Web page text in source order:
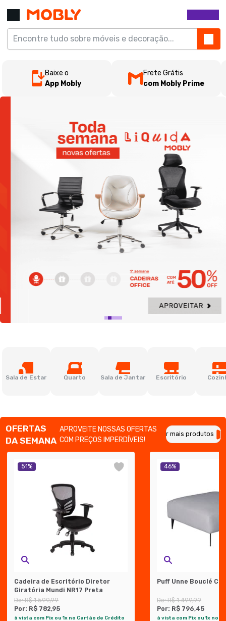
Baixe o
App Mobly
Frete Grátis
com Mobly Prime
Sala de Estar Quarto Sala de Jantar Escritório
OFERTAS
DA SEMANA
APROVEITE NOSSAS OFERTAS
COM PREÇOS IMPERDÍVEIS!
Ver mais produtos
51%
Cadeira de Escritório Diretor
Giratória Mundi NR17 Preta
De:R$ 1.599,99
Por: R$ 782,95
à vista com Pix ou 1x no Cartão de Crédito
46%
Puff Unne Bouclé
De:R$ 1.499,99
Por: R$ 796,45
à vista com Pix ou 1x no